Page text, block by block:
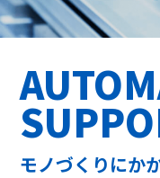
モノづくりにか